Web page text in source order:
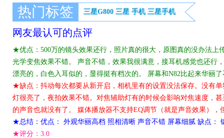
热门标签 三星G800 三星 手机 三星手机
网友最认可的点评
★优点：500万的镜头效果还行，照片真的很大，原图真的没办法上
光学变焦效果不错。 声音不错，效果我很满意，接耳机感觉也还行
漂亮的，白色入耳似的，显得挺有档次的。 屏幕和N82比起来华丽
★缺点：抖动每次都要从新开启，相机里有的设置没法保存。没有
灯很亮了，夜拍效果不错。对焦辅助灯有的时候会影响对焦速度，
的声音也就没有了。 媒体播放器不支持EQ调节（就是声音效果），
★总结：优点： 外观华丽高档 照相清晰 声音不错 屏幕细腻 缺点：
★评分： 3.0